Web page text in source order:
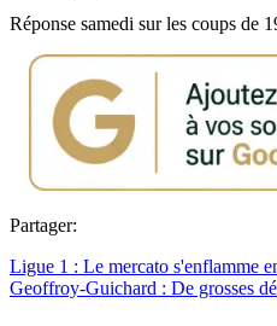
Réponse samedi sur les coups de
Partager:
Ligue 1 : Le mercato s'enflamme
Geoffroy-Guichard : De grosses